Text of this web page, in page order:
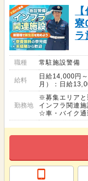
寮
ラ
職種 常駐施設警備
給料
日給14,000円
月）：日給
勤務地
※募集エリア
インフラ関連施
☆車・バイク通